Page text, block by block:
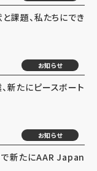
課題、私たちにでき
お知らせ
新たにピースボート
お知らせ
で新たにAAR Japan